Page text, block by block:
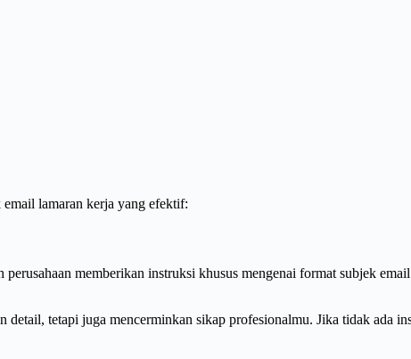
lamaran kerja yang efektif:
memberikan instruksi khusus mengenai format subjek
tetapi juga mencerminkan sikap profesionalmu. Jika tidak ada